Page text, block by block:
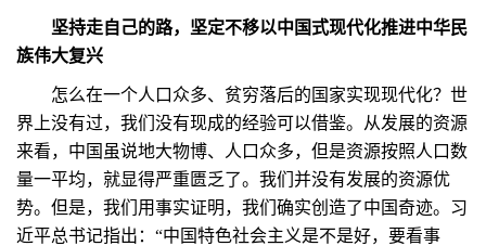
坚持走自己的路，坚定不移以中国式现代化推进中华民
族伟大复兴
怎么在一个人口众多、贫穷落后的国家实现现代化？世
界上没有过，我们没有现成的经验可以借鉴。从发展的资源
来看，中国虽说地大物博、人口众多，但是资源按照人口数
量一平均，就显得严重匮乏了。我们并没有发展的资源优
势。但是，我们用事实证明，我们确实创造了中国奇迹。习
近平总书记指出：“中国特色社会主义是不是好，要看事